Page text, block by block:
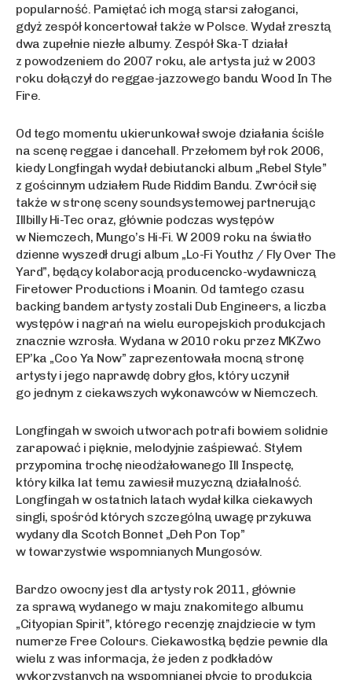
popularność. Pamiętać ich mogą starsi załoganci,
gdyż zespół koncertował także w Polsce. Wydał zresztą
dwa zupełnie niezłe albumy. Zespół Ska-T działał
z powodzeniem do 2007 roku, ale artysta już w 2003
roku dołączył do reggae-jazzowego bandu Wood In The
Fire.
Od tego momentu ukierunkował swoje działania ściśle
na scenę reggae i dancehall. Przełomem był rok 2006,
kiedy Longfingah wydał debiutancki album „Rebel Style”
z gościnnym udziałem Rude Riddim Bandu. Zwrócił się
także w stronę sceny soundsystemowej partnerując
Illbilly Hi-Tec oraz, głównie podczas występów
w Niemczech, Mungo’s Hi-Fi. W 2009 roku na światło
dzienne wyszedł drugi album „Lo-Fi Youthz / Fly Over The
Yard”, będący kolaboracją producencko-wydawniczą
Firetower Productions i Moanin. Od tamtego czasu
backing bandem artysty zostali Dub Engineers, a liczba
występów i nagrań na wielu europejskich produkcjach
znacznie wzrosła. Wydana w 2010 roku przez MKZwo
EP’ka „Coo Ya Now” zaprezentowała mocną stronę
artysty i jego naprawdę dobry głos, który uczynił
go jednym z ciekawszych wykonawców w Niemczech.
Longfingah w swoich utworach potrafi bowiem solidnie
zarapować i pięknie, melodyjnie zaśpiewać. Stylem
przypomina trochę nieodżałowanego Ill Inspectę,
który kilka lat temu zawiesił muzyczną działalność.
Longfingah w ostatnich latach wydał kilka ciekawych
singli, spośród których szczególną uwagę przykuwa
wydany dla Scotch Bonnet „Deh Pon Top”
w towarzystwie wspomnianych Mungosów.
Bardzo owocny jest dla artysty rok 2011, głównie
za sprawą wydanego w maju znakomitego albumu
„Cityopian Spirit”, którego recenzję znajdziecie w tym
numerze Free Colours. Ciekawostką będzie pewnie dla
wielu z was informacja, że jeden z podkładów
wykorzystanych na wspomnianej płycie to produkcja